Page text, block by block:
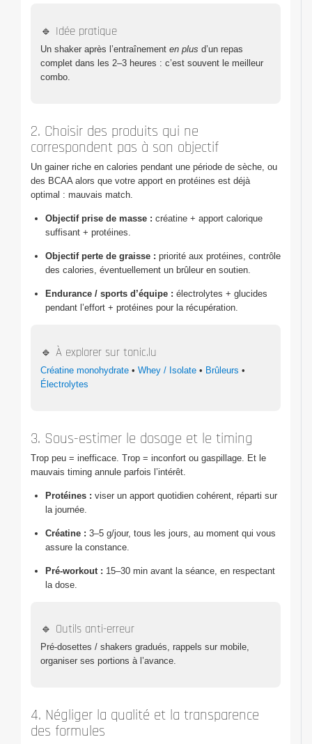
🔹 Idée pratique
Un shaker après l’entraînement en plus d’un repas
complet dans les 2–3 heures : c’est souvent le meilleur
combo.
2. Choisir des produits qui ne
correspondent pas à son objectif
Un gainer riche en calories pendant une période de sèche, ou
des BCAA alors que votre apport en protéines est déjà
optimal : mauvais match.
Objectif prise de masse : créatine + apport calorique
suffisant + protéines.
Objectif perte de graisse : priorité aux protéines, contrôle
des calories, éventuellement un brûleur en soutien.
Endurance / sports d’équipe : électrolytes + glucides
pendant l’effort + protéines pour la récupération.
🔹 À explorer sur tonic.lu
Créatine monohydrate • Whey / Isolate • Brûleurs •
Électrolytes
3. Sous-estimer le dosage et le timing
Trop peu = inefficace. Trop = inconfort ou gaspillage. Et le
mauvais timing annule parfois l’intérêt.
Protéines : viser un apport quotidien cohérent, réparti sur
la journée.
Créatine : 3–5 g/jour, tous les jours, au moment qui vous
assure la constance.
Pré-workout : 15–30 min avant la séance, en respectant
la dose.
🔹 Outils anti-erreur
Pré-dosettes / shakers gradués, rappels sur mobile,
organiser ses portions à l’avance.
4. Négliger la qualité et la transparence
des formules